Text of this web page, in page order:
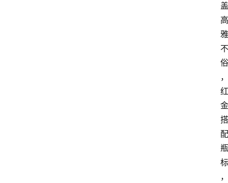
盖
高
雅
不
俗
，
红
金
搭
配
瓶
标
，